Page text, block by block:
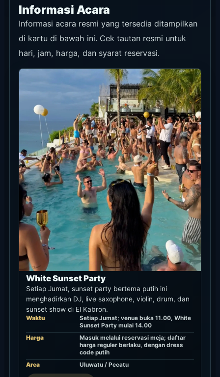
Informasi Acara
Informasi acara resmi yang tersedia ditampilkan
di kartu di bawah ini. Cek tautan resmi untuk
hari, jam, harga, dan syarat reservasi.
White Sunset Party
Setiap Jumat, sunset party bertema putih ini
menghadirkan DJ, live saxophone, violin, drum, dan
sunset show di El Kabron.
Waktu
Setiap Jumat; venue buka 11.00, White
Sunset Party mulai 14.00
Harga
Masuk melalui reservasi meja; daftar
harga reguler berlaku, dengan dress
code putih
Area
Uluwatu / Pecatu